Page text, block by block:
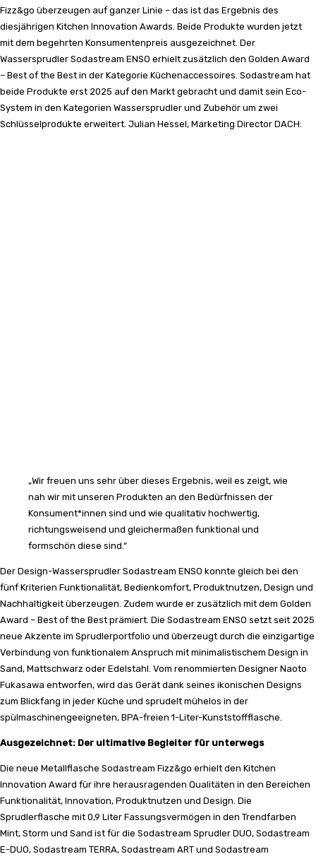
Fizz&go überzeugen auf ganzer Linie – das ist das Ergebnis des
diesjährigen Kitchen Innovation Awards. Beide Produkte wurden jetzt
mit dem begehrten Konsumentenpreis ausgezeichnet. Der
Wassersprudler Sodastream ENSO erhielt zusätzlich den Golden Award
– Best of the Best in der Kategorie Küchenaccessoires. Sodastream hat
beide Produkte erst 2025 auf den Markt gebracht und damit sein Eco-
System in den Kategorien Wassersprudler und Zubehör um zwei
Schlüsselprodukte erweitert. Julian Hessel, Marketing Director DACH:
„Wir freuen uns sehr über dieses Ergebnis, weil es zeigt, wie
nah wir mit unseren Produkten an den Bedürfnissen der
Konsument*innen sind und wie qualitativ hochwertig,
richtungsweisend und gleichermaßen funktional und
formschön diese sind.“
Der Design-Wassersprudler Sodastream ENSO konnte gleich bei den
fünf Kriterien Funktionalität, Bedienkomfort, Produktnutzen, Design und
Nachhaltigkeit überzeugen. Zudem wurde er zusätzlich mit dem Golden
Award – Best of the Best prämiert. Die Sodastream ENSO setzt seit 2025
neue Akzente im Sprudlerportfolio und überzeugt durch die einzigartige
Verbindung von funktionalem Anspruch mit minimalistischem Design in
Sand, Mattschwarz oder Edelstahl. Vom renommierten Designer Naoto
Fukasawa entworfen, wird das Gerät dank seines ikonischen Designs
zum Blickfang in jeder Küche und sprudelt mühelos in der
spülmaschinengeeigneten, BPA-freien 1-Liter-Kunststoffflasche.
Ausgezeichnet: Der ultimative Begleiter für unterwegs
Die neue Metallflasche Sodastream Fizz&go erhielt den Kitchen
Innovation Award für ihre herausragenden Qualitäten in den Bereichen
Funktionalität, Innovation, Produktnutzen und Design. Die
Sprudlerflasche mit 0,9 Liter Fassungsvermögen in den Trendfarben
Mint, Storm und Sand ist für die Sodastream Sprudler DUO, Sodastream
E-DUO, Sodastream TERRA, Sodastream ART und Sodastream